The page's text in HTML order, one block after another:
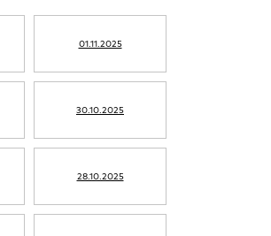
01.11.2025
30.10.2025
28.10.2025